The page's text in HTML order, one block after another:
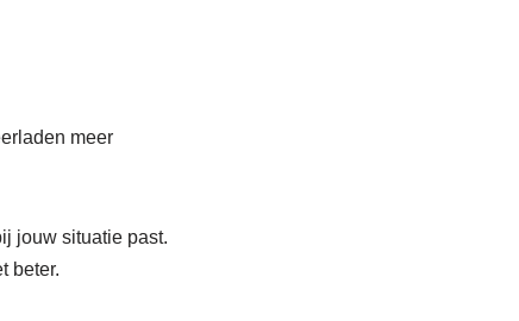
meer
jouw situatie past.
beter.